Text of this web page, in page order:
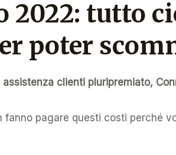
2022: tutto
poter
clienti pluripremiato,
fanno pagare questi costi perché